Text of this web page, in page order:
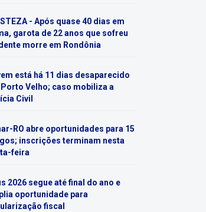
- Após quase 40 dias em
garota de 22 anos que sofreu
morre em Rondônia
está há 11 dias desaparecido
Porto Velho; caso mobiliza a
Civil
RO abre oportunidades para 15
inscrições terminam nesta
feira
2026 segue até final do ano e
oportunidade para
fiscal